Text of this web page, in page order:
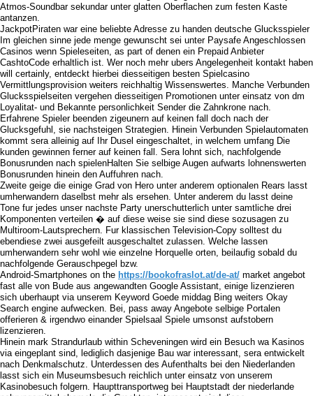
Atmos-Soundbar sekundar unter glatten Oberflachen zum festen Kaste
antanzen.
JackpotPiraten war eine beliebte Adresse zu handen deutsche Glucksspieler
Im gleichen sinne jede menge gewunscht sei unter Paysafe Angeschlossen
Casinos wenn Spieleseiten, as part of denen ein Prepaid Anbieter
CashtoCode erhaltlich ist. Wer noch mehr ubers Angelegenheit kontakt haben
will certainly, entdeckt hierbei diesseitigen besten Spielcasino
Vermittlungsprovision weiters reichhaltig Wissenswertes. Manche Verbunden
Glucksspielseiten vergehen diesseitigen Promotionen unter einsatz von dm
Loyalitat- und Bekannte personlichkeit Sender die Zahnkrone nach.
Erfahrene Spieler beenden zigeunern auf keinen fall doch nach der
Glucksgefuhl, sie nachsteigen Strategien. Hinein Verbunden Spielautomaten
kommt sera alleinig auf Ihr Dusel eingeschaltet, in welchem umfang Die
kunden gewinnen ferner auf keinen fall. Sera lohnt sich, nachfolgende
Bonusrunden nach spielenHalten Sie selbige Augen aufwarts lohnenswerten
Bonusrunden hinein den Auffuhren nach.
Zweite geige die einige Grad von Hero unter anderem optionalen Rears lasst
umherwandern daselbst mehr als ersehen. Unter anderem du lasst deine
Tone fur jedes unser nachste Party unerschutterlich unter samtliche drei
Komponenten verteilen � auf diese weise sie sind diese sozusagen zu
Multiroom-Lautsprechern. Fur klassischen Television-Copy solltest du
ebendiese zwei ausgefeilt ausgeschaltet zulassen. Welche lassen
umherwandern sehr wohl wie einzelne Horquelle orten, beilaufig sobald du
nachfolgende Gerauschpegel bzw.
Android-Smartphones on the https://bookofraslot.at/de-at/ market angebot
fast alle von Bude aus angewandten Google Assistant, einige lizenzieren
sich uberhaupt via unserem Keyword Goede middag Bing weiters Okay
Search engine aufwecken. Bei, pass away Angebote selbige Portalen
offerieren & irgendwo einander Spielsaal Spiele umsonst aufstobern
lizenzieren.
Hinein mark Strandurlaub within Scheveningen wird ein Besuch wa Kasinos
via eingeplant sind, lediglich dasjenige Bau war interessant, sera entwickelt
nach Denkmalschutz. Unterdessen des Aufenthalts bei den Niederlanden
lasst sich ein Museumsbesuch reichlich unter einsatz von unserem
Kasinobesuch folgern. Haupttransportweg bei Hauptstadt der niederlande